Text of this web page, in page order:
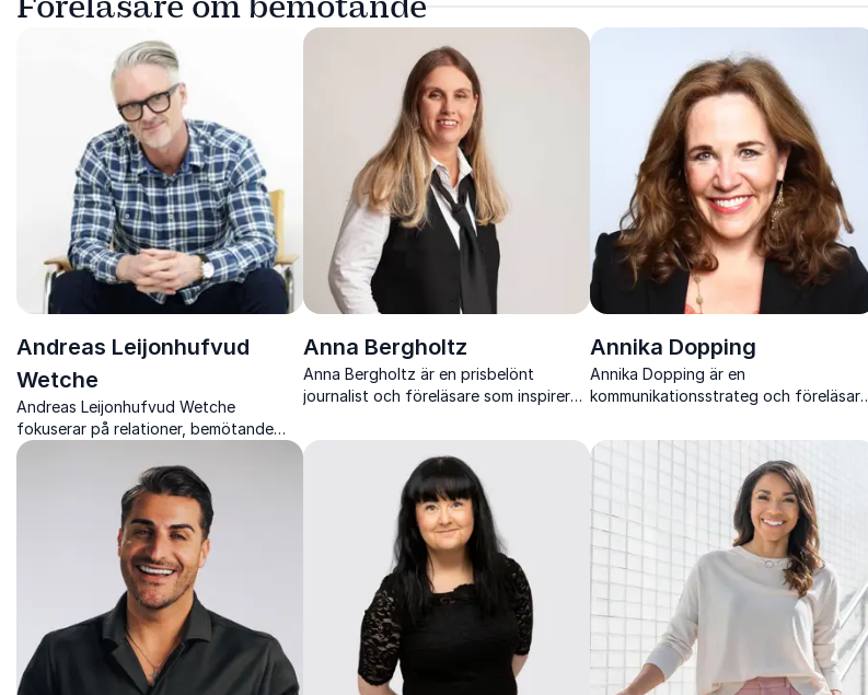
Andreas Leijonhufvud
Wetche
Andreas Leijonhufvud Wetche
fokuserar på relationer, bemötande
och säljande service. Han hjälper
organisationer att bygga starkare
kund- och teamrelationer för långsiktig
Anna Bergholtz
Anna Bergholtz är en prisbelönt
journalist och föreläsare som inspirerar
ledarskap och mod.
Annika Dopping
Annika Dopping är en
kommunikationsstrateg och föreläsare
mänskligt beteende. Hon inspirerar och
stärker grupper och individer.